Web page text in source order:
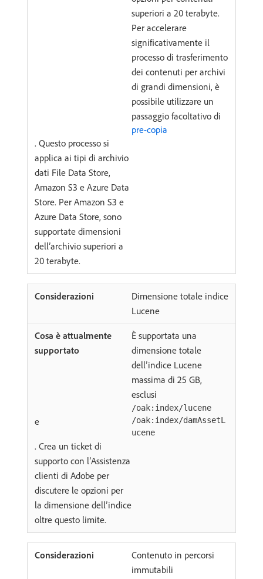
superiori a 20 terabyte.
Per accelerare
significativamente il
processo di trasferimento
dei contenuti per archivi
di grandi dimensioni, è
possibile utilizzare un
passaggio facoltativo di
pre-copia
. Questo processo si
applica ai tipi di archivio
dati File Data Store,
Amazon S3 e Azure Data
Store. Per Amazon S3 e
Azure Data Store, sono
supportate dimensioni
dell’archivio superiori a
20 terabyte.
Dimensione totale indice
Lucene
È supportata una
dimensione totale
dell’indice Lucene
massima di 25 GB,
esclusi
/oak:index/lucene
e
/oak:index/damAssetL
ucene
. Crea un ticket di
supporto con l’Assistenza
clienti di Adobe per
discutere le opzioni per
la dimensione dell’indice
oltre questo limite.
Contenuto in percorsi
immutabili